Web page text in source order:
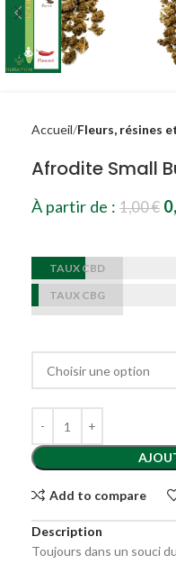
Accueil Fleurs, résines
Afrodite Small
À partir de : 1,00€
TAUX CBD
TAUX CBG
Add to compare
Description
Toujours dans un souci